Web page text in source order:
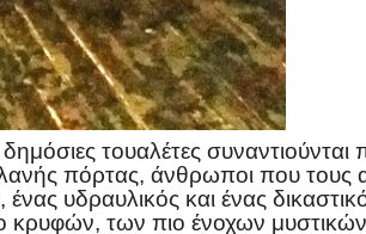
τουαλέτες
πόρτας, άνθρωποι που τους
υδραυλικός και ένας
κρυφών, των πιο ένοχων